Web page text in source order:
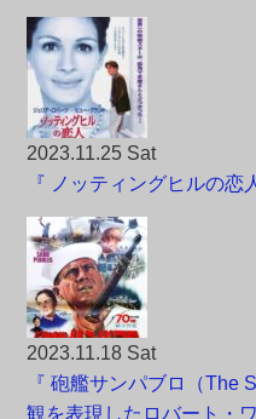
2023.11.25 Sat
『 ノッティングヒルの恋
2023.11.18 Sat
『 砲艦サンパブロ（The
観を表現したロバート・